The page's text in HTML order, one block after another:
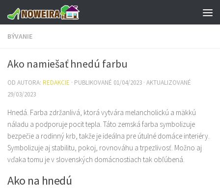
Preskočiť na obsah
BÝVANIE
Ako namiešať hnedú farbu
OD AUTORA: REDAKCIE · PUBLIKOVANÉ 01/04/2023 · AKTUALIZOVANÉ
29/03/2023
Hnedá. Farba zdržanlivá, ktorá vytvára melancholickú a mäkkú
náladu a podporuje pocit tepla. Táto zemská farba symbolizuje
bezpečie a rodinný krb, takže je ideálna pre útulné domáce interiéry.
Symbolizuje aj stabilitu, pokoj, rovnováhu a trpezlivosť. Možno aj
vďaka tomu je v slovenských domácnostiach tak obľúbená.
Ako na hnedú